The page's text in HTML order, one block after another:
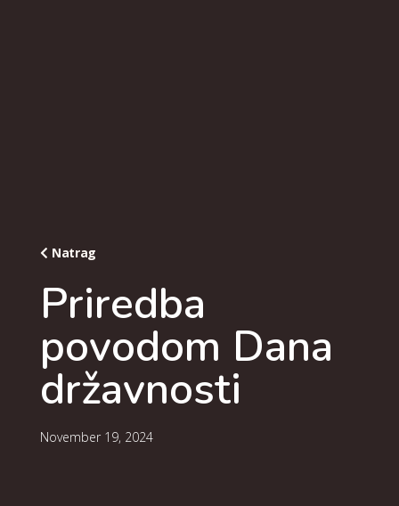
Natrag
Priredba
povodom Dana
državnosti
November 19, 2024